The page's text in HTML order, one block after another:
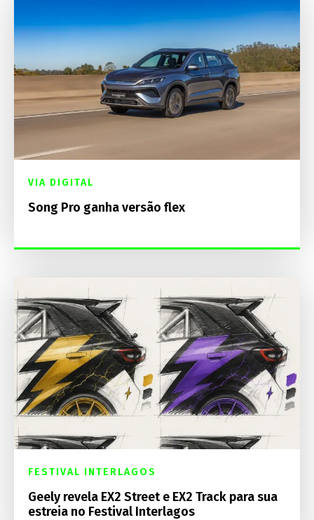
VIA DIGITAL
Song Pro ganha versão flex
FESTIVAL INTERLAGOS
Geely revela EX2 Street e EX2 Track para sua
estreia no Festival Interlagos